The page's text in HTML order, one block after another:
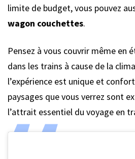
limite de budget, vous pouvez
wagon couchettes.
Pensez à vous couvrir même en
dans les trains à cause de la
l’expérience est unique et
paysages que vous verrez sont
l’attrait essentiel du voyage en